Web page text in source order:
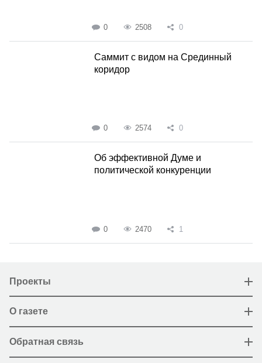
0 2508 0
Саммит с видом на Срединный
коридор
0 2574 0
Об эффективной Думе и
политической конкуренции
0 2470 1
Проекты
О газете
Обратная связь